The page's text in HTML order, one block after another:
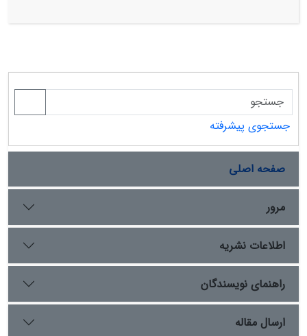
نقش، و تأثیر این فرایند در ساختار کالبدی ـ فضایی شیراز از
تاریخی بررسی نشده است؛ همچنین اوضاع جغرافیایی در
ایجاد زمینه-های همسازگری و ناهمسازگریهای میان قبایل و
یکجانشینان نقش داشته؛ فرایند همسازگری و ناهمسازگری
قبایل یکجانشینان در ساختار فضایی محلّات و فضاهای
فرهنگی، اجتماعی، و اقتصادی شیراز تأثیراتی داشته که در
جستجوی پیشرفته
صفحه اصلی
مرور
اطلاعات نشریه
راهنمای نویسندگان
ارسال مقاله